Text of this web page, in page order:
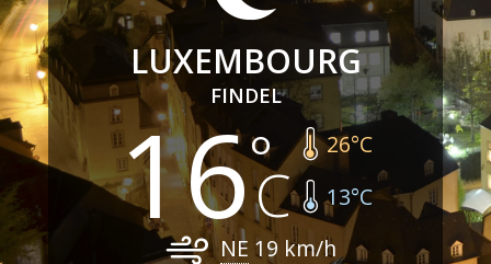
LUXEMBOURG
FINDEL
16 26°C
13°C
NE 19 km/h